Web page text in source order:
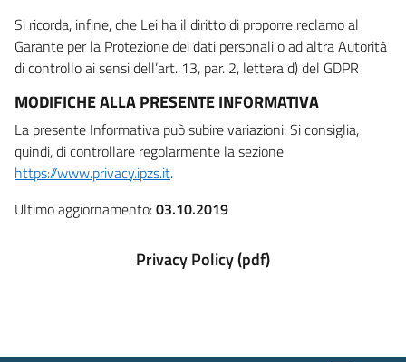
Si ricorda, infine, che Lei ha il diritto di proporre reclamo al
Garante per la Protezione dei dati personali o ad altra Autorità
di controllo ai sensi dell’art. 13, par. 2, lettera d) del GDPR
MODIFICHE ALLA PRESENTE INFORMATIVA
La presente Informativa può subire variazioni. Si consiglia,
quindi, di controllare regolarmente la sezione
https://www.privacy.ipzs.it.
Ultimo aggiornamento:03.10.2019
Privacy Policy (pdf)